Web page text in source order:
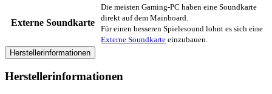
Externe Soundkarte
Die meisten Gaming-PC haben eine Soundkarte
direkt auf dem Mainboard.
Für einen besseren Spielesound lohnt es sich eine
Externe Soundkarte einzubauen.
Herstellerinformationen
Herstellerinformationen